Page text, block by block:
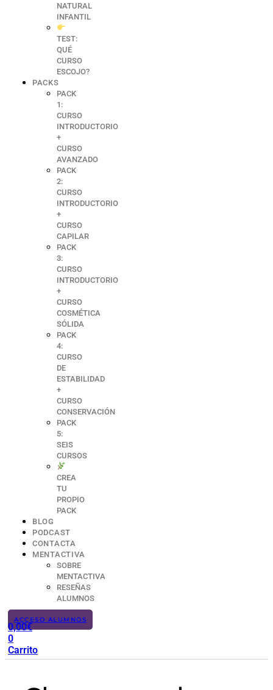
NATURAL
INFANTIL
TEST:
QUÉ
CURSO
ESCOJO?
PACKS
PACK
1:
CURSO
INTRODUCTORIO
+
CURSO
AVANZADO
PACK
2:
CURSO
INTRODUCTORIO
+
CURSO
CAPILAR
PACK
3:
CURSO
INTRODUCTORIO
+
CURSO
COSMÉTICA
SÓLIDA
PACK
4:
CURSO
DE
ESTABILIDAD
+
CURSO
CONSERVACIÓN
PACK
5:
SEIS
CURSOS
CREA
TU
PROPIO
PACK
BLOG
PODCAST
CONTACTA
MENTACTIVA
SOBRE
MENTACTIVA
RESEÑAS
ALUMNOS
ACCESO ALUMNOS
0,00€
0
Carrito